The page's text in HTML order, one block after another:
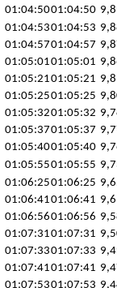
01:04:5001:04:50
01:04:5301:04:53
01:04:5701:04:57
01:05:0101:05:01
01:05:2101:05:21
01:05:2501:05:25
01:05:3201:05:32
01:05:3701:05:37
01:05:4001:05:40
01:05:5501:05:55
01:06:2501:06:25
01:06:4101:06:41
01:06:5601:06:56
01:07:3101:07:31
01:07:3301:07:33
01:07:4101:07:41
01:07:5301:07:53